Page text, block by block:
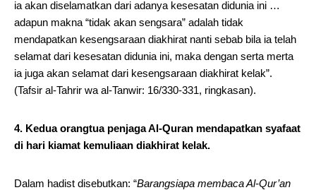
ia akan diselamatkan dari adanya kesesatan didunia ini …
adapun makna “tidak akan sengsara” adalah tidak
mendapatkan kesengsaraan diakhirat nanti sebab bila ia telah
selamat dari kesesatan didunia ini, maka dengan serta merta
ia juga akan selamat dari kesengsaraan diakhirat kelak”.
(Tafsir al-Tahrir wa al-Tanwir: 16/330-331, ringkasan).
4. Kedua orangtua penjaga Al-Quran mendapatkan syafaat
di hari kiamat kemuliaan diakhirat kelak.
Dalam hadist disebutkan: “Barangsiapa membaca Al-Qur’an